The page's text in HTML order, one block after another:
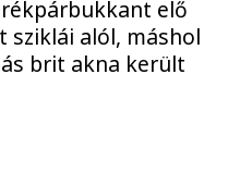
elő
alól, máshol
brit akna került